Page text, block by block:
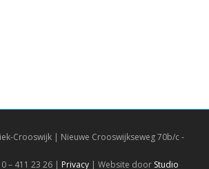
Crooswijk | Nieuwe Crooswijkseweg 70b/c -
– 411 23 26 | Privacy | Website door Studio